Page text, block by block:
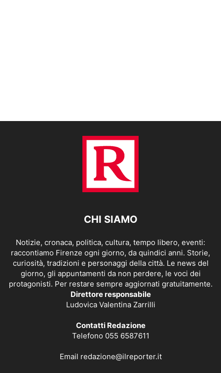
CHI SIAMO
Notizie, cronaca, politica, cultura, tempo libero, eventi:
raccontiamo Firenze ogni giorno, da quindici anni. Storie,
curiosità, tradizioni e personaggi della città. Le news del
giorno, gli appuntamenti da non perdere, le voci dei
protagonisti. Per restare sempre aggiornati gratuitamente.
Direttore responsabile
Ludovica Valentina Zarrilli
Contatti Redazione
Telefono 055 6587611
Email redazione@ilreporter.it